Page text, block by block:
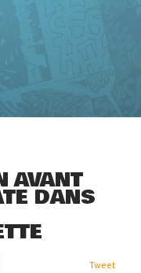
AVANT
DANS
Tweet